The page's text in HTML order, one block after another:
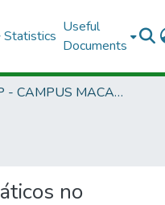
Statistics
Useful
Documents
CMCP - CAMPUS MACAPÁ
no